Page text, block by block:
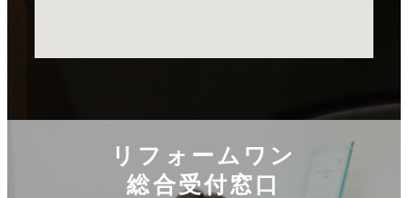
リフォームワン
総合受付窓口